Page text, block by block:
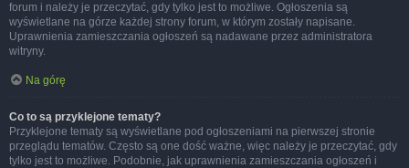
forum i należy je przeczytać, gdy tylko jest to możliwe. Ogłoszenia są
wyświetlane na górze każdej strony forum, w którym zostały napisane.
Uprawnienia zamieszczania ogłoszeń są nadawane przez administratora
witryny.
Na górę
Co to są przyklejone tematy?
Przyklejone tematy są wyświetlane pod ogłoszeniami na pierwszej stronie
przeglądu tematów. Często są one dość ważne, więc należy je przeczytać, gdy
tylko jest to możliwe. Podobnie, jak uprawnienia zamieszczania ogłoszeń i